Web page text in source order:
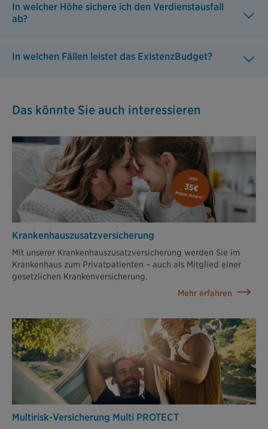
In welcher Höhe sichere ich den Verdienstausfall
ab?
In welchen Fällen leistet das ExistenzBudget?
Das könnte Sie auch interessieren
Krankenhaus­zusatz­versicherung
Mit unserer Krankenhauszusatzversicherung werden Sie im
Krankenhaus zum Privatpatienten – auch als Mitglied einer
gesetzlichen Krankenversicherung.
Mehr erfahren
Multirisk-Versicherung Multi PROTECT